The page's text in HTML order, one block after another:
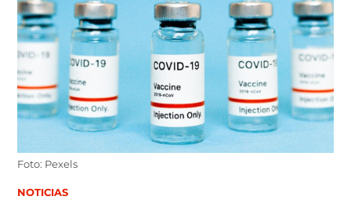
content
Foto: Pexels
POSTED
NOTICIAS